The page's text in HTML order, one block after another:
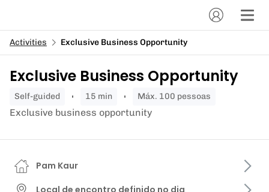
Activities Exclusive Business Opportunity
Exclusive Business Opportunity
self-guided 15 min Máx. 100 pessoas
Exclusive business opportunity
Pam Kaur
Local de encontro definido no dia